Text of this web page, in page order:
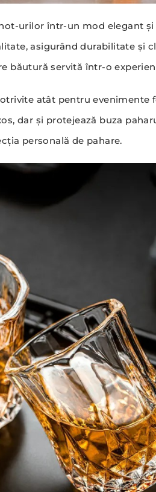
urilor într-un mod elegant
asigurând durabilitate și
băutură servită într-o
atât pentru evenimente
dar și protejează buza
personală de pahare.